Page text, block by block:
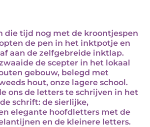
die tijd nog met de kroontjespen
de pen in het inktpotje en
aan de zelfgebreide inktlap.
de scepter in het lokaal
gebouw, belegd met
hout, onze lagere school.
ons de letters te schrijven in het
schrift: de sierlijke,
elegante hoofdletters met de
en de kleinere letters.